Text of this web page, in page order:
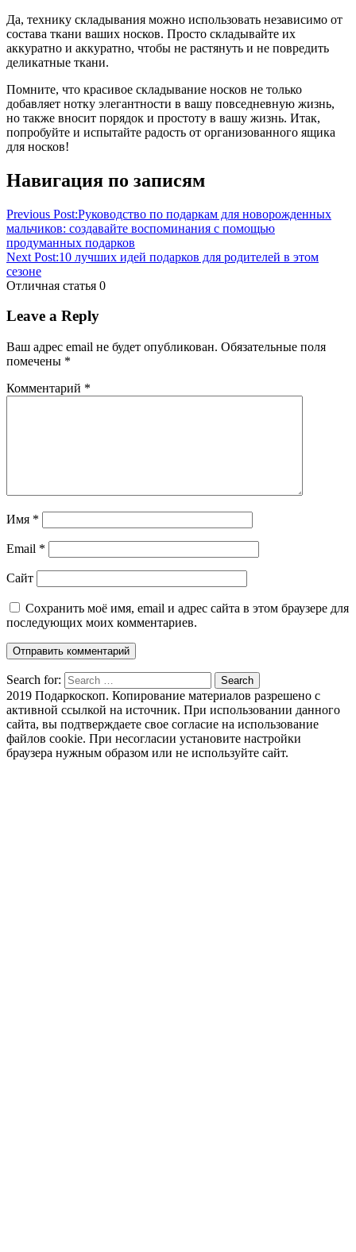
Да, технику складывания можно использовать независимо от
состава ткани ваших носков. Просто складывайте их
аккуратно и аккуратно, чтобы не растянуть и не повредить
деликатные ткани.
Помните, что красивое складывание носков не только
добавляет нотку элегантности в вашу повседневную жизнь,
но также вносит порядок и простоту в вашу жизнь. Итак,
попробуйте и испытайте радость от организованного ящика
для носков!
Навигация по записям
Previous Post:Руководство по подаркам для новорожденных
мальчиков: создавайте воспоминания с помощью
продуманных подарков
Next Post:10 лучших идей подарков для родителей в этом
сезоне
Отличная статья 0
Leave a Reply
Ваш адрес email не будет опубликован. Обязательные поля
помечены *
Комментарий *
Имя *
Email *
Сайт
Сохранить моё имя, email и адрес сайта в этом браузере для
последующих моих комментариев.
Search for: Search
2019 Подаркоскоп. Копирование материалов разрешено с
активной ссылкой на источник. При использовании данного
сайта, вы подтверждаете свое согласие на использование
файлов cookie. При несогласии установите настройки
браузера нужным образом или не используйте сайт.